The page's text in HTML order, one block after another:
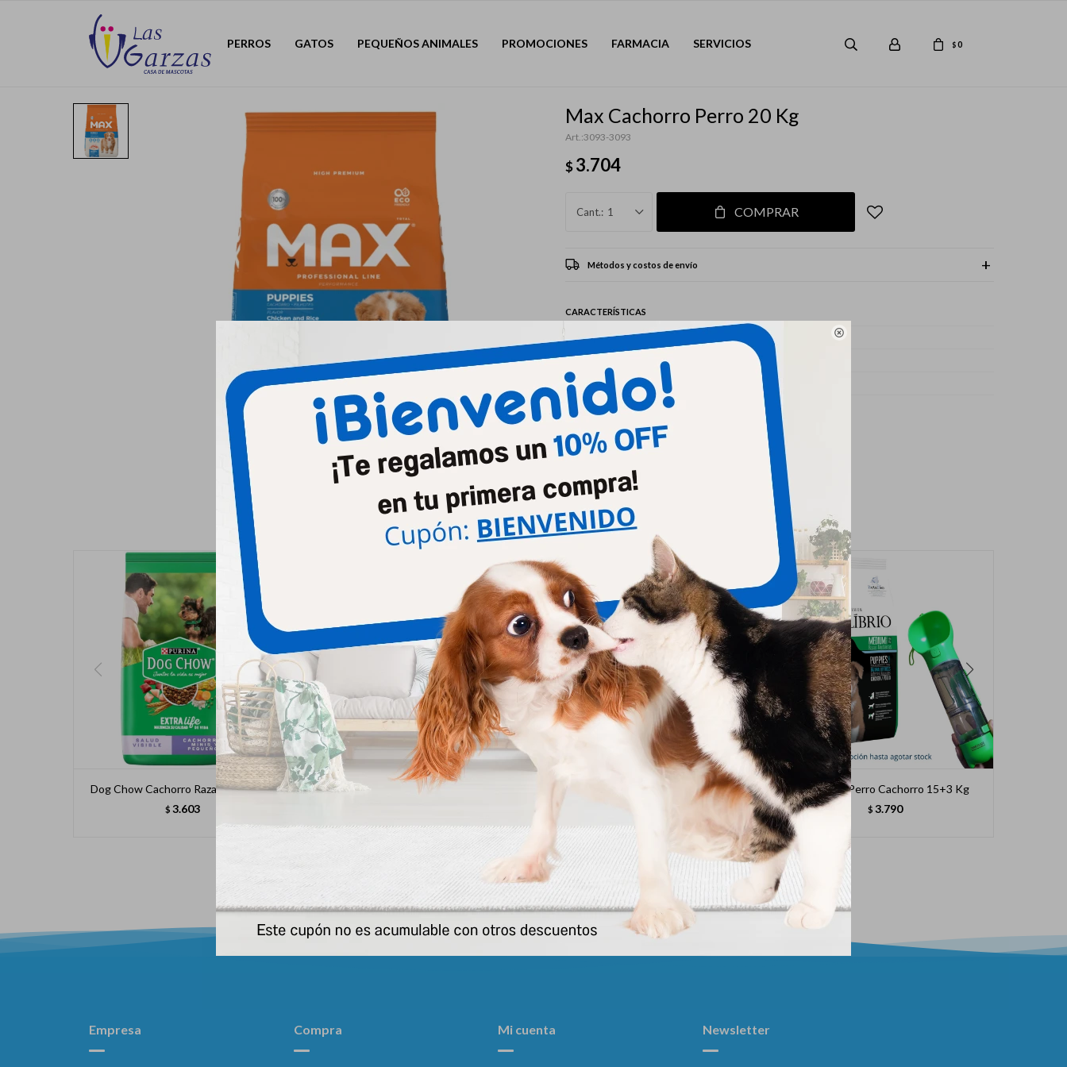

PERROS GATOS PEQUEÑOS ANIMALES PROMOCIONES FARMACIA SERVICIOS $0
Max Cachorro Perro 20 Kg
3093-3093
$3.704
1 COMPRAR
Métodos y costos de envío
CARACTERÍSTICAS
Mascota
Etapa de vida
Tamaño de la raza
Productos que te pueden interesar
Dog Chow Cachorro Raza Peq * 21kg
$ 3.603
Dog Chow Longevidad 21kg ( Mas 7
3.603
Dog Chow Cachorro Raza Med. Y Gde.
Equilibrio Perro Cachorro 15+3 Kg
$ 3.790
Empresa Compra Mi cuenta Newsletter